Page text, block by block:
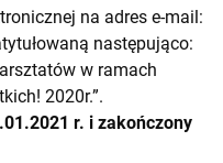
na adres e-mail:
następująco:
w ramach
2020r.”.
r. i zakończony